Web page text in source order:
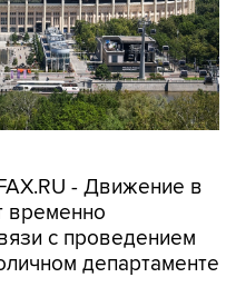
- Движение в
с проведением
департаменте
закрыто с 08:00